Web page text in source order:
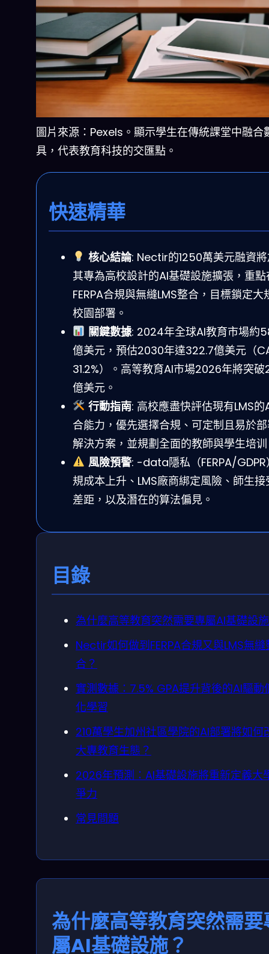
圖片來源：Pexels。顯示學生在傳統課堂中融合
具，代表教育科技的交匯點。
快速精華
核心結論: Nectir的1250萬美元融資
其專為高校設計的AI基礎設施擴張，重點
FERPA合規與無縫LMS整合，目標鎖定大
校園部署。
關鍵數據: 2024年全球AI教育市場約
億美元，預估2030年達322.7億美元（
31.2%）。高等教育AI市場2026年將突
億美元。
行動指南: 高校應盡快評估現有LMS的
合能力，優先選擇合規、可定制且易於
解決方案，並規劃全面的教師與學生培
風險預警: -data隱私（FERPA/GDPR
規成本上升、LMS廠商綁定風險、師生接
差距，以及潛在的算法偏見。
目錄
為什麼高等教育突然需要專屬AI基礎設
Nectir如何做到FERPA合規又與LMS無縫
合？
實測數據：7.5% GPA提升背後的AI驅動
化學習
210萬學生加州社區學院的AI部署將如何
大專教育生態？
2026年預測：AI基礎設施將重新定義大
爭力
常見問題
為什麼高等教育突然需要
屬AI基礎設施？